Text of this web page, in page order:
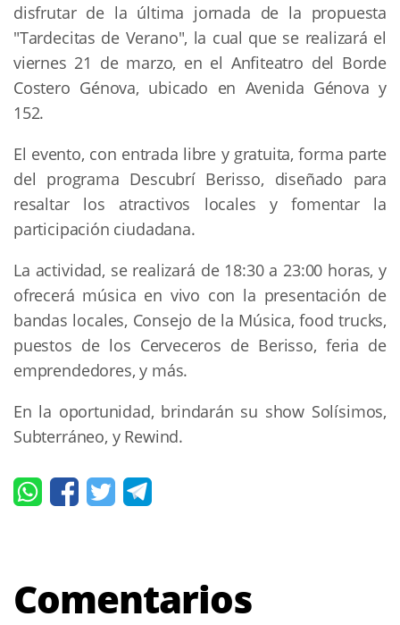
disfrutar de la última jornada de la propuesta
"Tardecitas de Verano", la cual que se realizará el
viernes 21 de marzo, en el Anfiteatro del Borde
Costero Génova, ubicado en Avenida Génova y
152.
El evento, con entrada libre y gratuita, forma parte
del programa Descubrí Berisso, diseñado para
resaltar los atractivos locales y fomentar la
participación ciudadana.
La actividad, se realizará de 18:30 a 23:00 horas, y
ofrecerá música en vivo con la presentación de
bandas locales, Consejo de la Música, food trucks,
puestos de los Cerveceros de Berisso, feria de
emprendedores, y más.
En la oportunidad, brindarán su show Solísimos,
Subterráneo, y Rewind.
Comentarios